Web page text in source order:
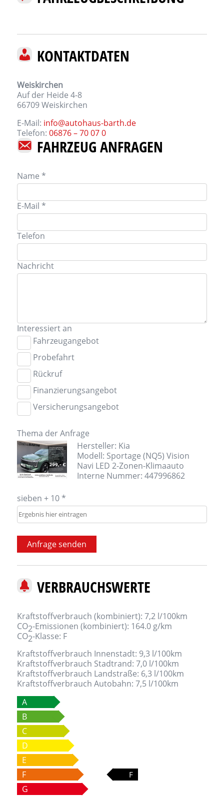
KONTAKTDATEN
Weiskirchen
Auf der Heide 4-8
66709 Weiskirchen
E-Mail: info@autohaus-barth.de
Telefon: 06876 – 70 07 0
FAHRZEUG ANFRAGEN
Name *
E-Mail *
Telefon
Nachricht
Interessiert an
Fahrzeugangebot
Probefahrt
Rückruf
Finanzierungsangebot
Versicherungsangebot
Thema der Anfrage
Hersteller: Kia
Modell: Sportage (NQ5) Vision
Navi LED 2-Zonen-Klimaauto
Interne Nummer: 447996862
sieben + 10 *
Anfrage senden
VERBRAUCHSWERTE
Kraftstoffverbrauch (kombiniert): 7,2 l/100km
CO2-Emissionen (kombiniert): 164.0 g/km
CO2-Klasse: F
Kraftstoffverbrauch Innenstadt: 9,3 l/100km
Kraftstoffverbrauch Stadtrand: 7,0 l/100km
Kraftstoffverbrauch Landstraße: 6,3 l/100km
Kraftstoffverbrauch Autobahn: 7,5 l/100km
A
B
C
D
E
F
F
G